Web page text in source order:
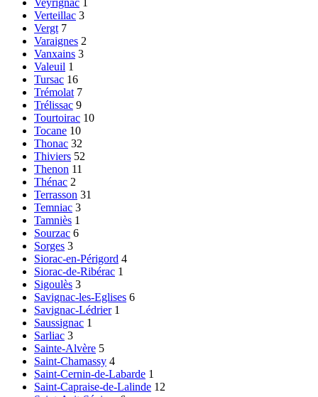
Veyrignac 1
Verteillac 3
Vergt 7
Varaignes 2
Vanxains 3
Valeuil 1
Tursac 16
Trémolat 7
Trélissac 9
Tourtoirac 10
Tocane 10
Thonac 32
Thiviers 52
Thenon 11
Thénac 2
Terrasson 31
Temniac 3
Tamniès 1
Sourzac 6
Sorges 3
Siorac-en-Périgord 4
Siorac-de-Ribérac 1
Sigoulès 3
Savignac-les-Eglises 6
Savignac-Lédrier 1
Saussignac 1
Sarliac 3
Sainte-Alvère 5
Saint-Chamassy 4
Saint-Cernin-de-Labarde 1
Saint-Capraise-de-Lalinde 12